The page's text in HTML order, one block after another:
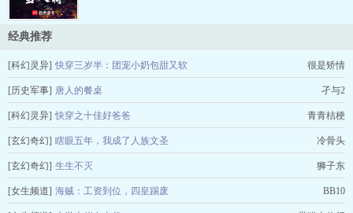
经典推荐
[科幻灵异] 快穿三岁半：团宠小奶包甜又软 很是矫情
[历史军事] 唐人的餐桌 孑与2
[科幻灵异] 快穿之十佳好爸爸 青青桔梗
[玄幻奇幻] 瞎眼五年，我成了人族文圣 冷骨头
[玄幻奇幻] 生生不灭 狮子东
[女生频道] 海贼：工资到位，四皇踢废 BB10